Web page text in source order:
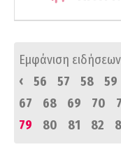
Εμφάνιση ειδήσεων
‹
56 57 58 59
67
68 69 70
79
80 81 82